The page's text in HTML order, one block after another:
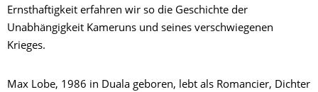
Ernsthaftigkeit erfahren wir so die Geschichte der
Unabhängigkeit Kameruns und seines verschwiegenen
Krieges.
Max Lobe, 1986 in Duala geboren, lebt als Romancier, Dichter